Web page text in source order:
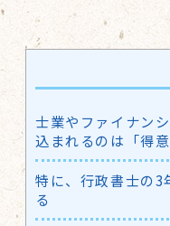
士業やファイナン
込まれるのは「得
特に、行政書士の3
る